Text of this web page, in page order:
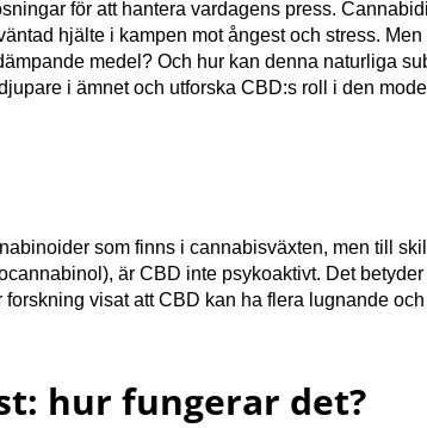
för att hantera vardagens press.
hjälte i kampen mot ångest och stress.
medel? Och hur kan denna naturliga
i ämnet och utforska CBD:s roll i den
som finns i cannabisväxten, men till
är CBD inte psykoaktivt. Det
forskning visat att CBD kan ha flera lugnande och
hur fungerar det?